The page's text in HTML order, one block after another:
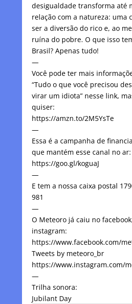
desigualdade transforma até
relação com a natureza: uma
ser a diversão do rico e, ao
ruína do pobre. O que isso
Brasil? Apenas tudo!
—
Você pode ter mais
“Tudo o que você precisou
virar um idiota” nesse link,
quiser:
https://amzn.to/2M5YsTe
—
Essa é a campanha de
que mantém esse canal no ar:
https://goo.gl/koguaJ
—
E tem a nossa caixa postal
981
—
O Meteoro já caiu no
instagram:
https://www.facebook.com/
Tweets by meteoro_br
https://www.instagram.com/
—
Trilha sonora:
Jubilant Day